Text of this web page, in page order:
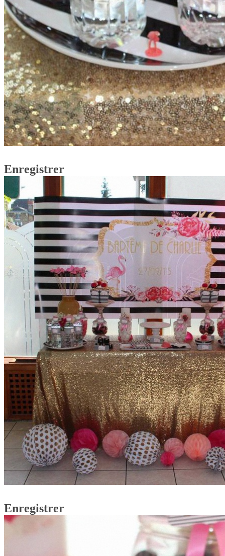
Enregistrer
Enregistrer